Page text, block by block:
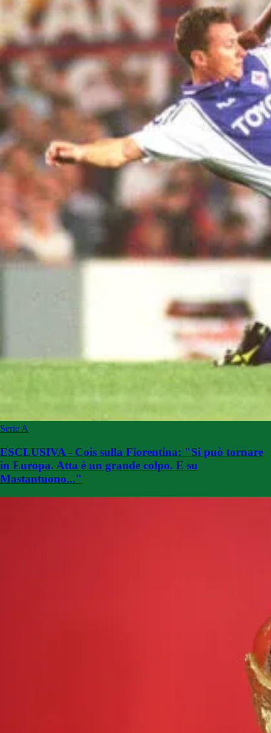
Serie A
ESCLUSIVA - Cois sulla Fiorentina: "Si può tornare
in Europa. Atta è un grande colpo. E su
Mastantuono..."